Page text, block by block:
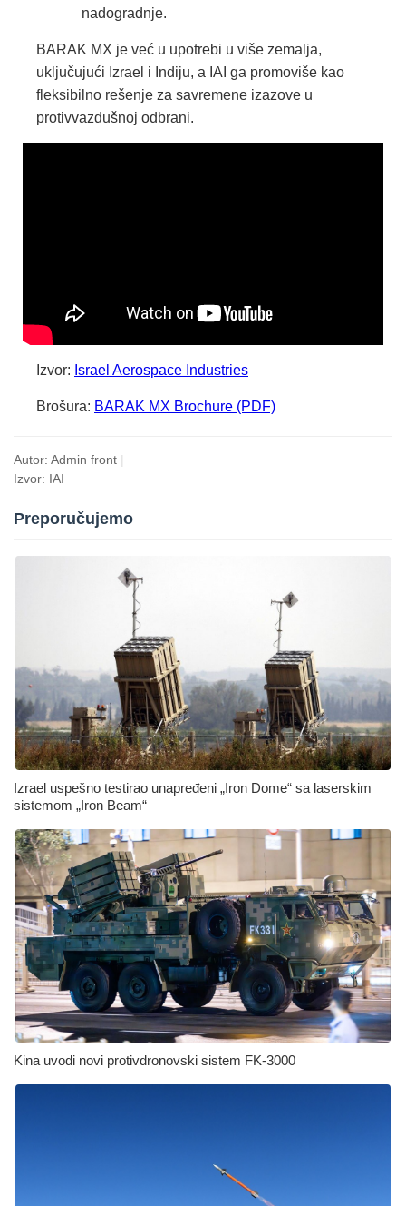
nadogradnje.
BARAK MX je već u upotrebi u više zemalja,
uključujući Izrael i Indiju, a IAI ga promoviše kao
fleksibilno rešenje za savremene izazove u
protivvazdušnoj odbrani.
Izvor: Israel Aerospace Industries
Brošura: BARAK MX Brochure (PDF)
Autor: Admin front |
Izvor: IAI
Preporučujemo
Izrael uspešno testirao unapređeni „Iron Dome“ sa laserskim
sistemom „Iron Beam“
Kina uvodi novi protivdronovski sistem FK‑3000